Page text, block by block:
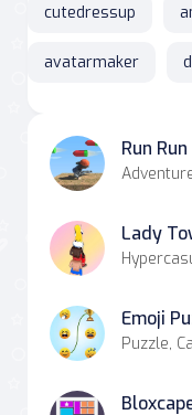
cutedressup
avatarmaker
Run
Lady
Emoji
Puzzle,